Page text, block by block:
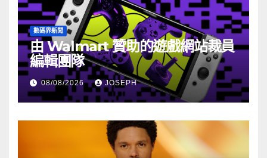
數碼界新聞
由 Walmart 贊助的遊戲網站裁員
編輯團隊
08/08/2026 JOSEPH